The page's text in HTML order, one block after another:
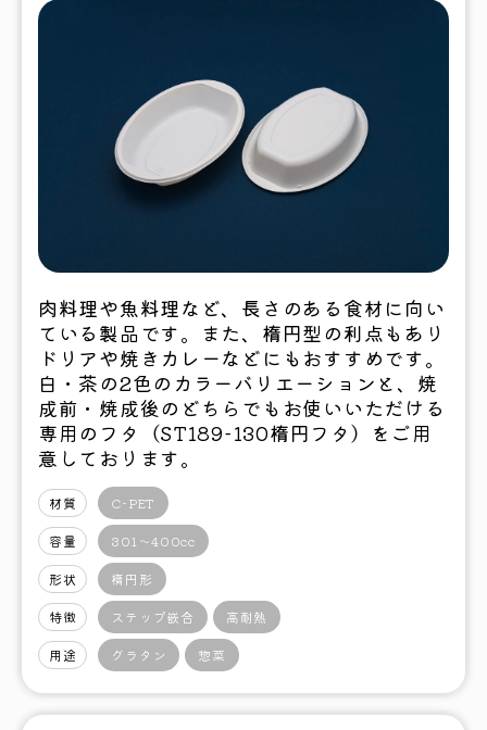
肉料理や魚料理など、長さのある食材に向い
ている製品です。また、楕円型の利点もあり
ドリアや焼きカレーなどにもおすすめです。
白・茶の2色のカラーバリエーションと、焼
成前・焼成後のどちらでもお使いいただける
専用のフタ（ST189-130楕円フタ）をご用
意しております。
材質 C-PET
容量 301〜400cc
形状 楕円形
特徴 ステップ嵌合 高耐熱
用途 グラタン 惣菜